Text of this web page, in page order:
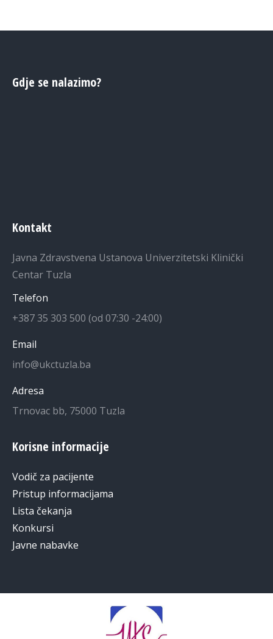
Gdje se nalazimo?
Kontakt
Javna Zdravstvena Ustanova Univerzitetski Klinički
Centar Tuzla
Telefon
+387 35 303 500 (od 07:30 -24:00)
Email
info@ukctuzla.ba
Adresa
Trnovac bb, 75000 Tuzla
Korisne informacije
Vodič za pacijente
Pristup informacijama
Lista čekanja
Konkursi
Javne nabavke